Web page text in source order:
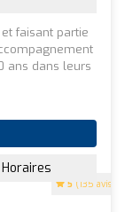
5 (135 avis)
faisant partie
ans dans leurs